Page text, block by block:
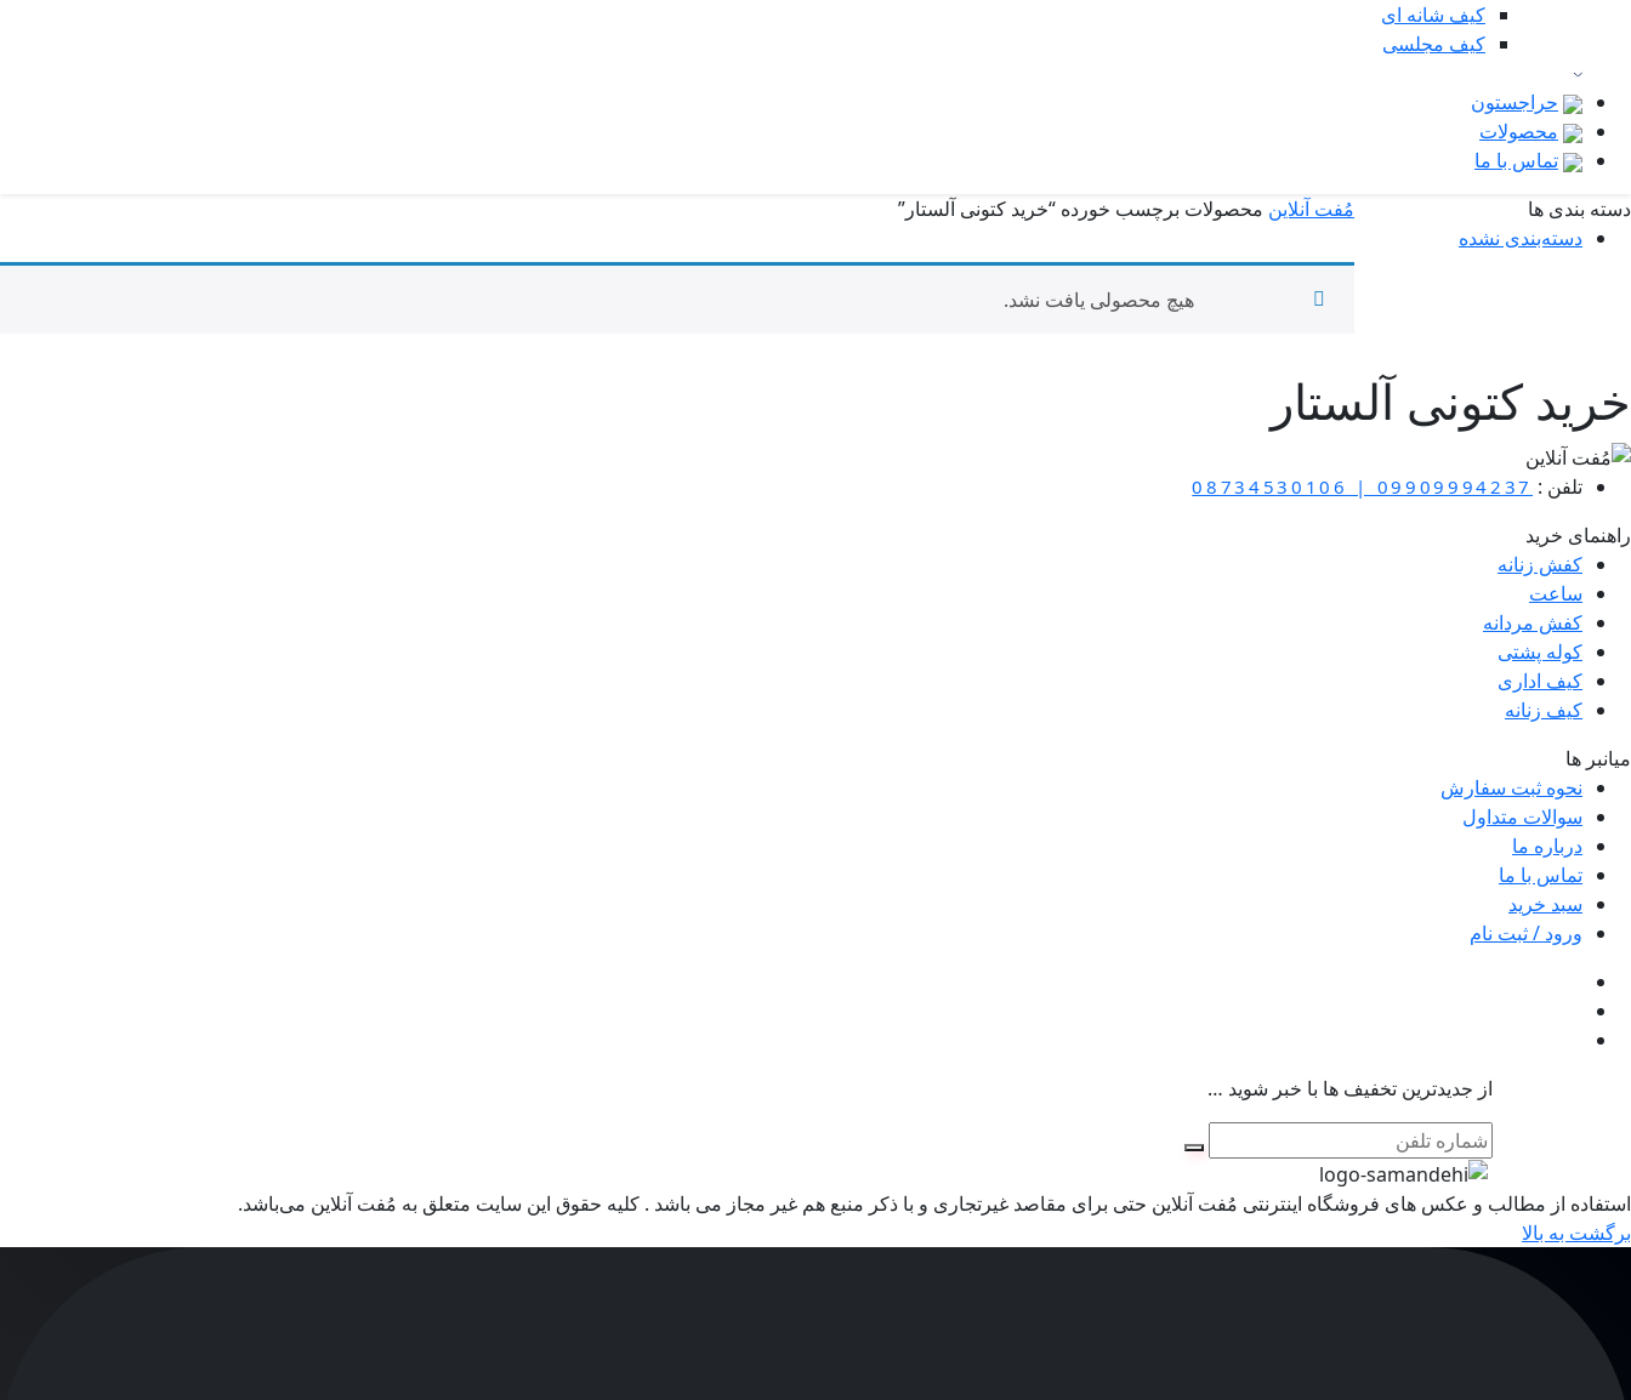
کیف شانه ای
کیف مجلسی
حراجستون
محصولات
تماس با ما
دسته بندی ها
دسته‌بندی نشده
مُفت آنلاین محصولات برچسب خورده “خرید کتونی آلستار”
هیچ محصولی یافت نشد.
خرید کتونی آلستار
تلفن : 08734530106 | 09909994237
راهنمای خرید
کفش زنانه
ساعت
کفش مردانه
کوله پشتی
کیف اداری
کیف زنانه
میانبر ها
نحوه ثبت سفارش
سوالات متداول
درباره ما
تماس با ما
سبد خرید
ورود / ثبت نام
از جدیدترین تخفیف ها با خبر شوید …
استفاده از مطالب و عکس های فروشگاه اینترنتی مُفت آنلاین حتی برای مقاصد غیرتجاری و با ذکر منبع هم غیر مجاز می باشد . کلیه حقوق این سایت متعلق به مُفت آنلاین می‌باشد.
برگشت به بالا